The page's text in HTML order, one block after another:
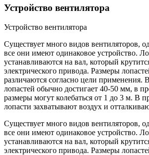
Устройство вентилятора
Устройство вентилятора
Существует много видов вентиляторов,
все они имеют одинаковое устройство.
устанавливаются на вал, который
электрического привода. Размеры
различаются согласно цели применения.
лопастей обычно достигает 40-50 мм, в
размеры могут колебаться от 1 до 3 м. В
лопасти захватывают воздух и
Существует много видов вентиляторов,
все они имеют одинаковое устройство.
устанавливаются на вал, который
электрического привода. Размеры